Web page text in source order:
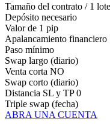
Tamaño del contrato / 1 lote
Depósito necesario
Valor de 1 pip
Apalancamiento financiero
Paso mínimo
Swap largo (diario)
Venta corta NO
Swap corto (diario)
Distancia SL y TP 0
Triple swap (fecha)
ABRA UNA CUENTA